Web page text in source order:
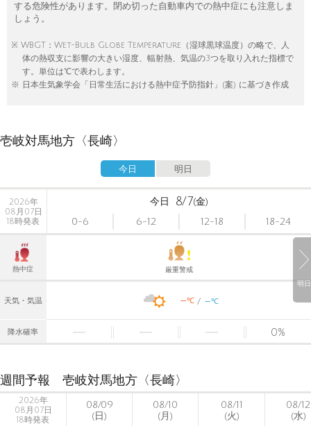
する危険性があります。閉め切った自動車内での熱中症にも注意しま
しょう。
※ WBGT：Wet-Bulb Globe Temperature（湿球黒球温度）の略で、人
体の熱収支に影響の大きい湿度、輻射熱、気温の3つを取り入れた指標で
す。単位は℃で表わします。
※ 日本生気象学会「日常生活における熱中症予防指針」(案) に基づき作成
壱岐対馬地方〈長崎〉
今日 明日
明日
2026年
08月07日
18時発表
今日 8/7(金)
0-6
6-12 12-18 18-24
熱中症 厳重警戒
天気・気温 -℃ -℃
降水確率 0%
週間予報 壱岐対馬地方〈長崎〉
2026年
08月07日
18時発表
08/09
(日)
08/10
(月)
08/11
(火)
08/12
(水)